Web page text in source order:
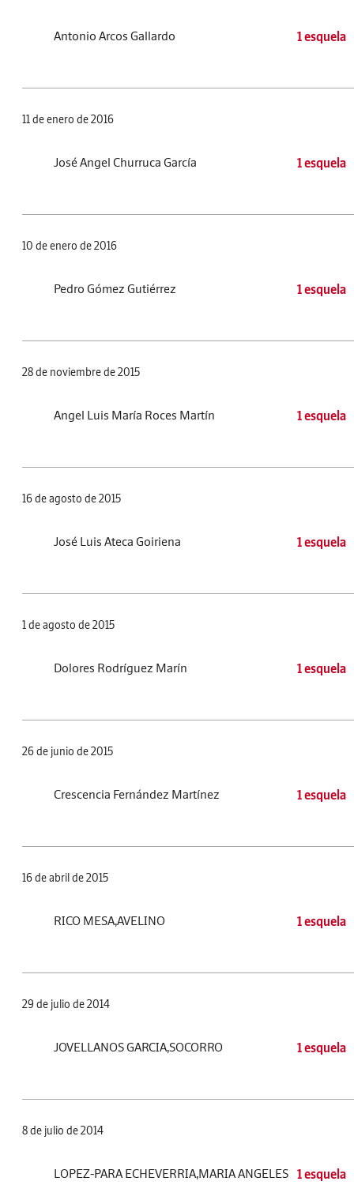
Antonio Arcos Gallardo 1 esquela
11 de enero de 2016
José Angel Churruca García 1 esquela
10 de enero de 2016
Pedro Gómez Gutiérrez 1 esquela
28 de noviembre de 2015
Angel Luis María Roces Martín 1 esquela
16 de agosto de 2015
José Luis Ateca Goiriena 1 esquela
1 de agosto de 2015
Dolores Rodríguez Marín 1 esquela
26 de junio de 2015
Crescencia Fernández Martínez 1 esquela
16 de abril de 2015
RICO MESA,AVELINO 1 esquela
29 de julio de 2014
JOVELLANOS GARCIA,SOCORRO 1 esquela
8 de julio de 2014
LOPEZ-PARA ECHEVERRIA,MARIA ANGELES 1 esquela